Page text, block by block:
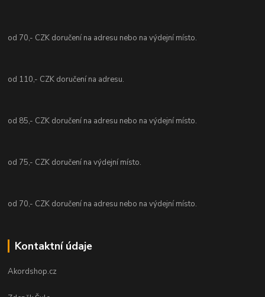
od 70,- CZK doručení na adresu nebo na výdejní místo.
od 110,- CZK doručení na adresu.
od 85,- CZK doručení na adresu nebo na výdejní místo.
od 75,- CZK doručení na výdejní místo.
od 70,- CZK doručení na adresu nebo na výdejní místo.
Kontaktní údaje
Akordshop.cz